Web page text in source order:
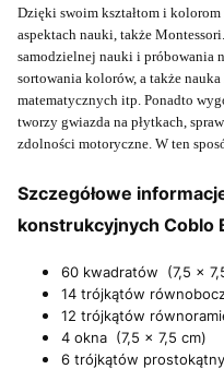
Dzięki swoim kształtom i
aspektach nauki, także Montessori.
samodzielnej nauki i próbowania
sortowania kolorów, a także
matematycznych itp. Ponadto
tworzy gwiazda na płytkach,
zdolności motoryczne. W ten
Szczegółowe
konstrukcyjnych Coblo
60 kwadratów (7,5 x
14 trójkątów
12 trójkątów
4 okna (7,5 x 7,5 cm)
6 trójkątów